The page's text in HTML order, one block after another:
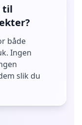
til
både
Ingen
slik du